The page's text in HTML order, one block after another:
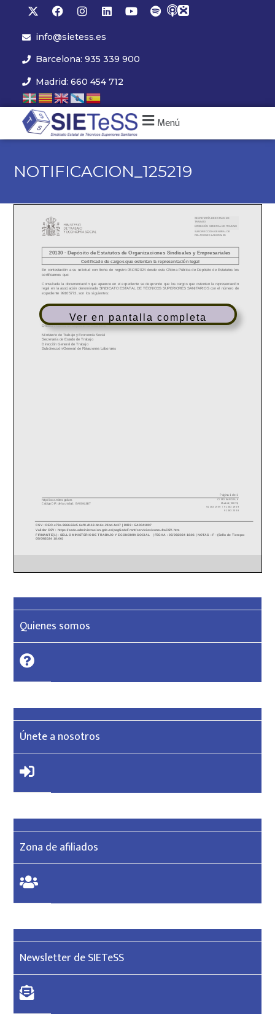
info@sietess.es
Barcelona: 935 339 900
Madrid: 660 454 712
Menú
NOTIFICACION_125219
Ver en pantalla completa
Quienes somos
Únete a nosotros
Zona de afiliados
Newsletter de SIETeSS